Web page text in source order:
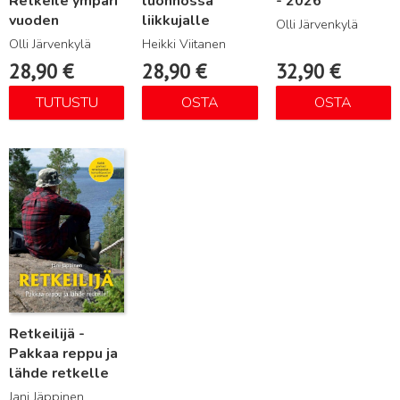
vuoden
Olli Järvenkylä
28,90 €
TUTUSTU
liikkujalle
Heikki Viitanen
28,90€
OSTA
Olli Järvenkylä
32,90 €
OSTA
Retkeilijä -
Pakkaa reppu ja
lähde retkelle
Jani Jäppinen
Lue lisää